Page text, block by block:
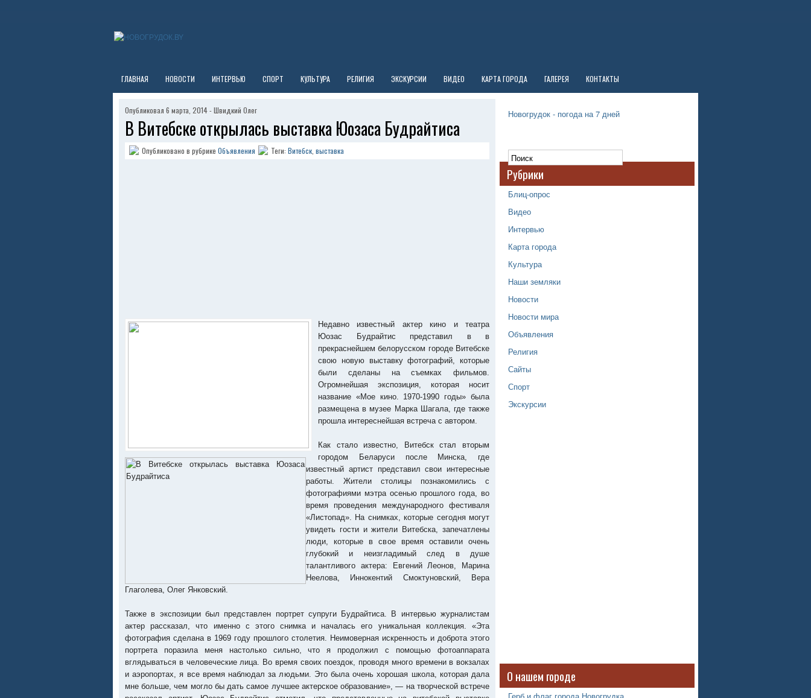
ГЛАВНАЯ НОВОСТИ ИНТЕРВЬЮ СПОРТ КУЛЬТУРА РЕЛИГИЯ ЭКСКУРСИИ ВИДЕО КАРТА ГОРОДА ГАЛЕРЕЯ КОНТАКТЫ
Опубликовал 6 марта, 2014 - Швидкий Олег
В Витебске открылась выставка Юозаса Будрайтиса
Опубликовано в рубрике Объявления Теги: Витебск выставка
Недавно известный актер кино и театра
Юозас Будрайтис представил в в
прекраснейшем белорусском городе Витебске
свою новую выставку фотографий, которые
были сделаны на съемках фильмов.
Огромнейшая экспозиция, которая носит
название «Мое кино. 1970-1990 годы» была
размещена в музее Марка Шагала, где также
прошла интереснейшая встреча с автором.
Как стало известно, Витебск стал вторым
городом Беларуси после Минска, где
известный артист представил свои интересные
работы. Жители столицы познакомились с
фотографиями мэтра осенью прошлого года, во
время проведения международного фестиваля
«Листопад». На снимках, которые сегодня могут
увидеть гости и жители Витебска, запечатлены
люди, которые в свое время оставили очень
глубокий и неизгладимый след в душе
талантливого актера: Евгений Леонов, Марина
Неелова, Иннокентий Смоктуновский, Вера
Глаголева, Олег Янковский.
Также в экспозиции был представлен портрет супруги Будрайтиса. В интервью журналистам
актер рассказал, что именно с этого снимка и началась его уникальная коллекция. «Эта
фотография сделана в 1969 году прошлого столетия. Неимоверная искренность и доброта этого
портрета поразила меня настолько сильно, что я продолжил с помощью фотоаппарата
вглядываться в человеческие лица. Во время своих поездок, проводя много времени в вокзалах
и аэропортах, я все время наблюдал за людьми. Это была очень хорошая школа, которая дала
мне больше, чем могло бы дать самое лучшее актерское образование», — на творческой встрече
Новогрудок - погода на 7 дней
Рубрики
Блиц-опрос
Видео
Интервью
Карта города
Культура
Наши земляки
Новости
Новости мира
Объявления
Религия
Сайты
Спорт
Экскурсии
О нашем городе
Герб и флаг города Новогрудка